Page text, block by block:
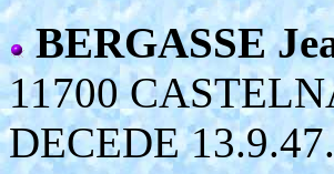
BERGASSE
11700
DECEDE